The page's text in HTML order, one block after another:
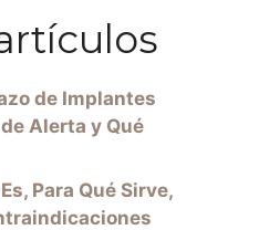
de Implantes
Alerta y Qué
Para Qué Sirve,